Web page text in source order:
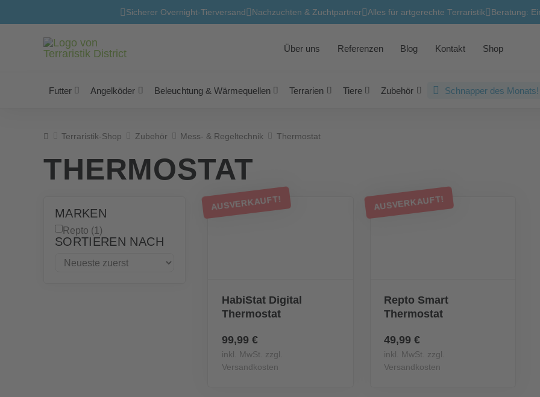
Sicherer Overnight-Tierversand Nachzuchten & Zuchtpartner Alles für artgerechte Terraristik Beratung:
Über uns Referenzen Blog Kontakt Shop
Futter Angelköder Beleuchtung & Wärmequellen Terrarien Tiere Zubehör Schnapper des Monats!
HomeTerraristik-Shop Zubehör Mess- & Regeltechnik Thermostat
THERMOSTAT
MARKEN
Repto (1)
SORTIEREN NACH
HabiStat Digital
Thermostat
99,99 €
inkl. MwSt. zzgl.
Versandkosten
AUSVERKAUFT!
Repto Smart
Thermostat
49,99 €
inkl. MwSt. zzgl.
Versandkosten
AUSVERKAUFT!